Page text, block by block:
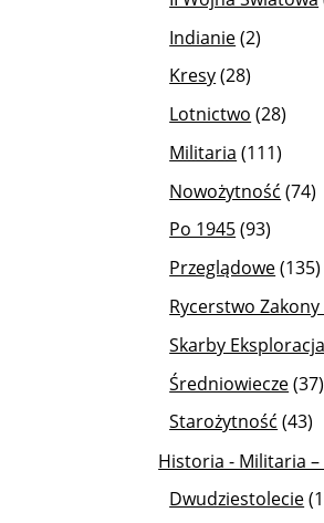
Indianie(2)
Kresy(28)
Lotnictwo (28)
Militaria (111)
Nowożytność (74)
Po 1945(93)
Przeglądowe(135)
Rycerstwo
Skarby Eksploracja
Średniowiecze(37)
Starożytność (43)
Historia - Militaria
Dwudziestolecie